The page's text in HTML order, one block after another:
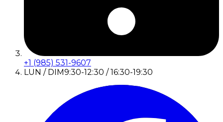
+1 (985) 531-9607
LUN / DIM9:30-12:30 / 16:30-19:30